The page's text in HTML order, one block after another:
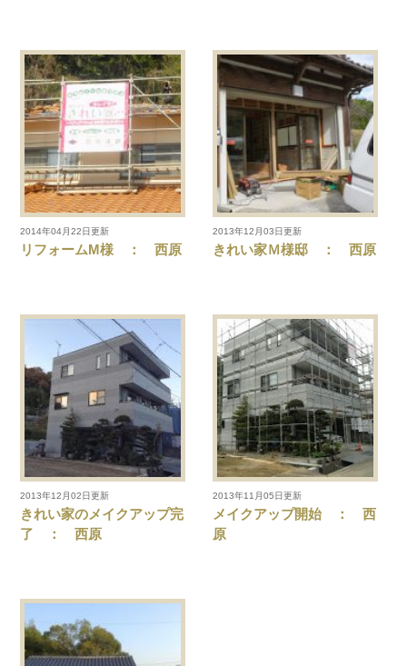
2014年04月22日更新
リフォームM様 ： 西原
2013年12月03日更新
きれい家Ｍ様邸 ： 西原
2013年12月02日更新
きれい家のメイクアップ完
了 ： 西原
2013年11月05日更新
メイクアップ開始 ： 西
原